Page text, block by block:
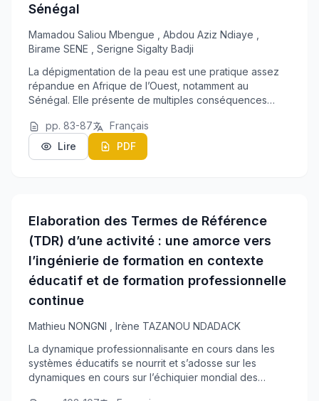
Sénégal
Mamadou Saliou Mbengue Abdou Aziz Ndiaye
Birame SENE
Serigne Sigalty Badji
La dépigmentation de la peau est une pratique assez
répandue en Afrique de l’Ouest, notamment au
Sénégal. Elle présente de multiples conséquences
L’objectif de cette étude est d’appréhender les d...
pp. 83-87
Français
Lire
PDF
Elaboration des Termes de Référence
(TDR) d’une activité : une amorce vers
l’ingénierie de formation en contexte
éducatif et de formation professionnelle
continue
Mathieu NONGNI
Irène TAZANOU NDADACK
La dynamique professionnalisante en cours dans les
systèmes éducatifs se nourrit et s’adosse sur les
dynamiques en cours sur l’échiquier mondial des